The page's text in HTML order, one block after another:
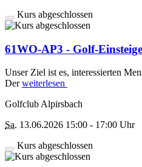
Kurs abgeschlossen
61WO-AP3 - Golf-
Unser Ziel ist es, interessierten
Derweiterlesen
Golfclub Alpirsbach
Sa. 13.06.2026 15:00 - 17:00 Uhr
Kurs abgeschlossen